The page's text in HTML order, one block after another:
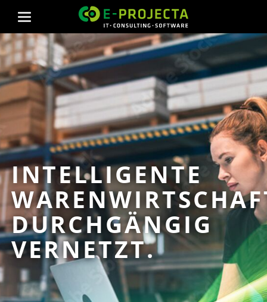
INTELLIGENTE
DURCHGÄNGIG
VERNETZT.